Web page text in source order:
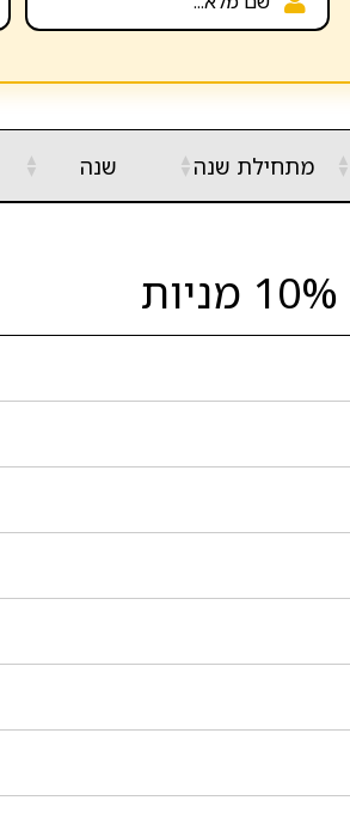
▲
▼ מתחילת שנה▲
▼ שנה ▲
▼